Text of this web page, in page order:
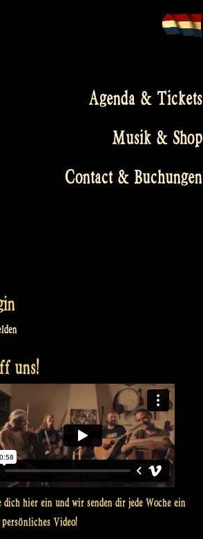
Agenda & Tickets
Musik & Shop
Contact & Buchungen
uns!
dich hier ein und wir senden dir jede Woche ein
Video!